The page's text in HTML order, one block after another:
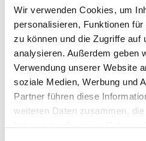
Wir verwenden Cookies, um
personalisieren, Funktionen
zu können und die Zugriffe auf
analysieren. Außerdem geben
Verwendung unserer Website
soziale Medien, Werbung und
Partner führen diese
weiteren Daten zusammen,
Mittwoch
Donnerstag
Freitag
Samstag
Sonntag